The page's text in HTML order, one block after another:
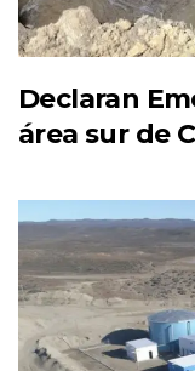
Declaran
área sur de